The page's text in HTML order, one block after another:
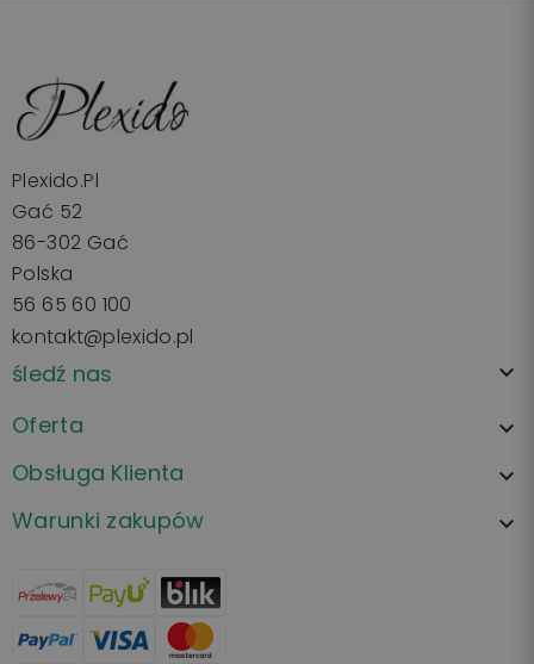
Plexido.pl
Gać 52
86-302 Gać
Polska
56 65 60 100
kontakt@plexido.pl
śledź nas 
Oferta 
Obsługa Klienta 
Warunki zakupów 